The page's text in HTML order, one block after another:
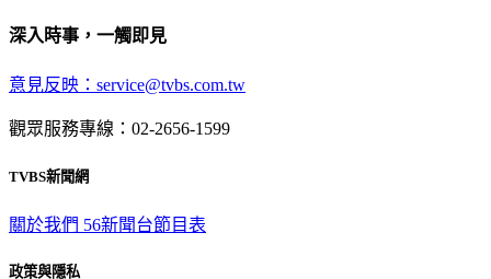
深入時事，一觸即見
意見反映：service@tvbs.com.tw
觀眾服務專線：02-2656-1599
TVBS新聞網
關於我們 56新聞台節目表
政策與隱私